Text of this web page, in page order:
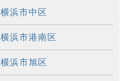
横浜市中区
横浜市港南区
横浜市旭区